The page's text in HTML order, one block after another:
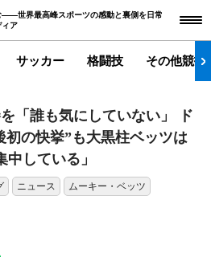
――世界最高峰スポーツの感動と裏側を日常
ィア
サッカー 格闘技 その他競技
「誰も気にしていない」 ド
初の快挙”も大黒柱ベッツは
している」
ニュース ムーキー・ベッツ